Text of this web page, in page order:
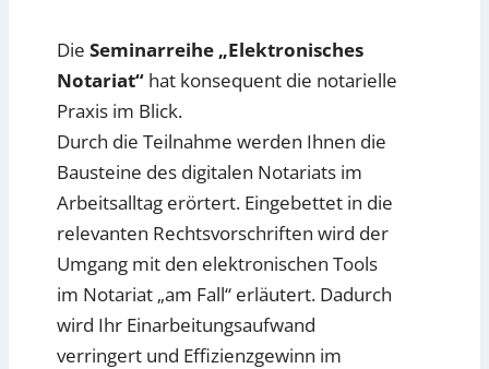
Die Seminarreihe „Elektronisches
Notariat“ hat konsequent die notarielle
Praxis im Blick.
Durch die Teilnahme werden Ihnen die
Bausteine des digitalen Notariats im
Arbeitsalltag erörtert. Eingebettet in die
relevanten Rechtsvorschriften wird der
Umgang mit den elektronischen Tools
im Notariat „am Fall“ erläutert. Dadurch
wird Ihr Einarbeitungsaufwand
verringert und Effizienzgewinn im